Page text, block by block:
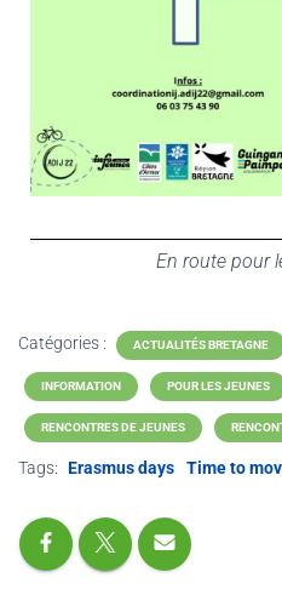
En route pour
Catégories : ACTUALITÉS BRETAGNE
INFORMATION POUR LES JEUNES
RENCONTRES DE JEUNES
Tags: Erasmus days Time to